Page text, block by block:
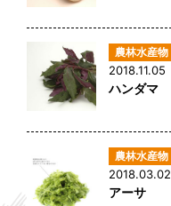
2018.11.05
ハンダマ
2018.03.02
アーサ